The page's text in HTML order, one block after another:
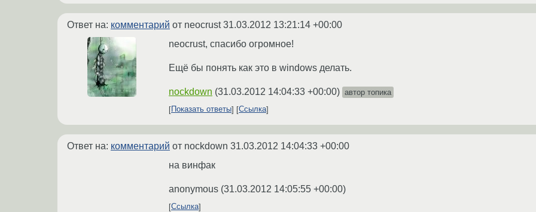
Ответ на: комментарий от neocrust31.03.2012 13:21:14 +00:00
neocrust, спасибо огромное!
Ещё бы понять как это в windows делать.
nockdown (31.03.2012 14:04:33 +00:00) автор топика
Показать ответы
Ссылка
Ответ на: комментарий от nockdown 31.03.2012 14:04:33 +00:00
на винфак
anonymous (31.03.2012 14:05:55 +00:00)
Ссылка